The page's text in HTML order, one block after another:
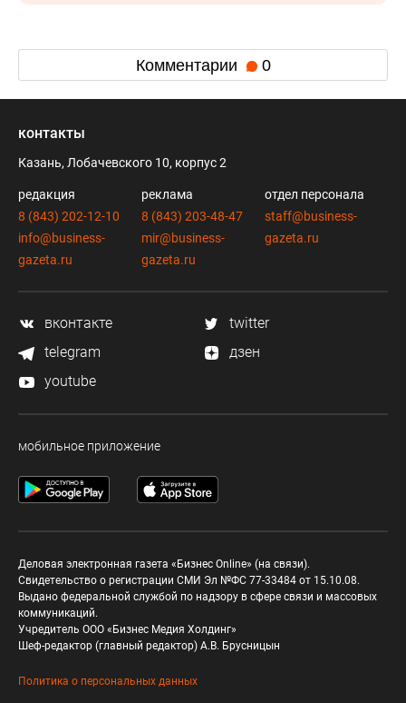
Комментарии 0
контакты
Казань, Лобачевского 10, корпус 2
редакция
8 (843) 202-12-10
info@business-
gazeta.ru
реклама
8 (843) 203-48-47
mir@business-
gazeta.ru
отдел персонала
staff@business-
gazeta.ru
вконтакте
twitter
telegram
дзен
youtube
мобильное приложение
Деловая электронная газета «Бизнес Online» (на связи).
Свидетельство о регистрации СМИ Эл №ФС 77-33484 от 15.10.08.
Выдано федеральной службой по надзору в сфере связи и массовых
коммуникаций.
Учредитель ООО «Бизнес Медия Холдинг»
Шеф-редактор (главный редактор) А.В. Брусницын
Политика о персональных данных